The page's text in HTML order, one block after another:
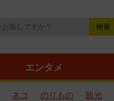
エンタメ
ネコ のりもの 観光